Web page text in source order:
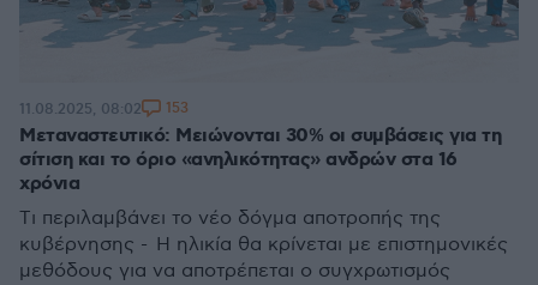
Μεταναστευτικό: Μειώνονται 30% οι συμβάσεις για τη
σίτιση και το όριο «ανηλικότητας» ανδρών στα 16
χρόνια
Tι περιλαμβάνει το νέο δόγμα αποτροπής της
κυβέρνησης - Η ηλικία θα κρίνεται με επιστημονικές
μεθόδους για να αποτρέπεται ο συγχρωτισμός
11.08.2025, 08:02 153